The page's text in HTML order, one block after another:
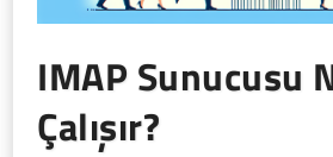
IMAP Sunucusu
Çalışır?